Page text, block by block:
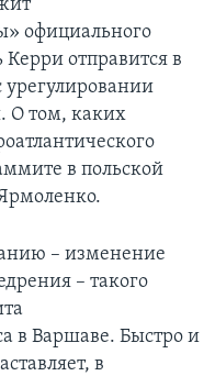
официального
отправится в
урегулировании
О том, каких
в польской
– изменение
– такого
в Варшаве. Быстро и
в